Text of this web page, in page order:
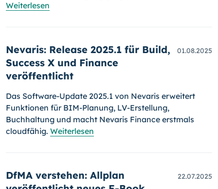
Weiterlesen
Nevaris: Release 2025.1 für Build,
Success X und Finance
veröffentlicht
01.08.2025
Das Software-Update 2025.1 von Nevaris erweitert
Funktionen für BIM-Planung, LV-Erstellung,
Buchhaltung und macht Nevaris Finance erstmals
cloudfähig. Weiterlesen
DfMA verstehen: Allplan
22.07.2025